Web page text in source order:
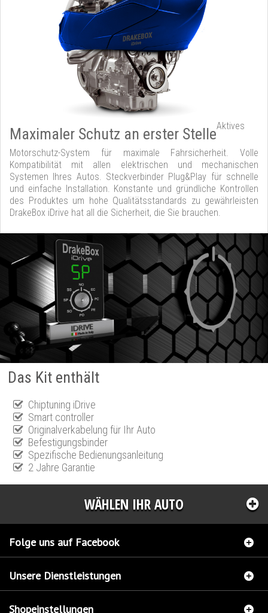
Maximaler Schutz an erster StelleAktives
Motorschutz-System für maximale Fahrsicherheit. Volle
Kompatibilität mit allen elektrischen und mechanischen
Systemen Ihres Autos. Steckverbinder Plug&Play für schnelle
und einfache Installation. Konstante und gründliche Kontrollen
des Produktes um hohe Qualitätsstandards zu gewährleisten
DrakeBox iDrive hat all die Sicherheit, die Sie brauchen.
Das Kit enthält
Chiptuning iDrive
Smart controller
Originalverkabelung für Ihr Auto
Befestigungsbinder
Spezifische Bedienungsanleitung
2 Jahre Garantie
WÄHLEN IHR AUTO
Folge uns auf Facebook
Unsere Dienstleistungen
Shopeinstellungen